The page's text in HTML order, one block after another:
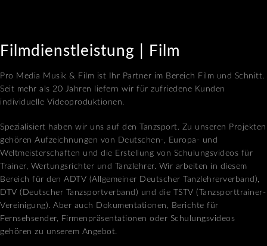
Filmdienstleistung | Film
Pro Media Musik & Film ist Ihr Partner im Bereich Film und Schnitt.
Seit mehr als 20 Jahren liefern wir für zufriedene Kunden
individuelle Videoproduktionen.
Spezialisiert haben wir uns auf den Tanzsport. Zu unseren Projekten
gehören Aufzeichnungen von Deutschen-, Europa- und
Weltmeisterschaften und die Erstellung von Schulungsvideos für
Trainer, Wertungsrichter und Tanzlehrer. Wir arbeiten in diesem
Bereich für den ADTV (Allgemeiner Deutscher Tanzlehrerverband),
DTV (Deutscher Tanzsportverband) und die TSTV (Tanzsporttrainer-
Vereinigung). Aber auch Dokumentationen, Berichte für
Fernsehsender, Firmenpräsentationen oder Schulungsvideos
gehören zu unserem Angebot.